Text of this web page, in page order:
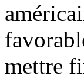
mettre